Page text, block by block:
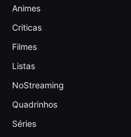
Animes
Criticas
Filmes
Listas
NoStreaming
Quadrinhos
Séries